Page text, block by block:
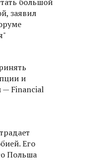
заявил
и
— Financial
Его
Польша